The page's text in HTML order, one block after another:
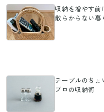
収納を増やす前
散らからない暮
テーブルのちょ
プロの収納術